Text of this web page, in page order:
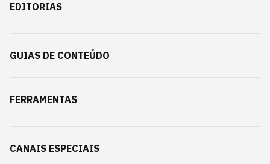
EDITORIAS
GUIAS DE CONTEÚDO
FERRAMENTAS
CANAIS ESPECIAIS